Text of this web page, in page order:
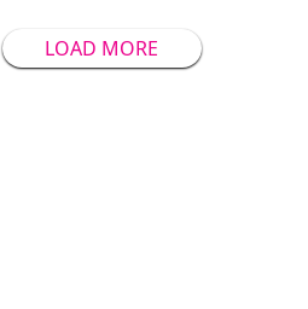
LOAD MORE